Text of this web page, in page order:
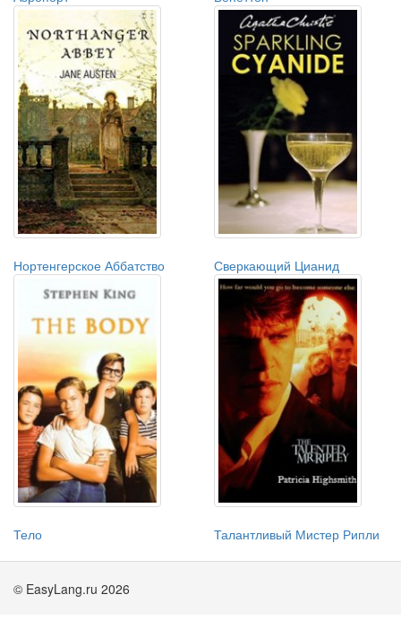
Нортенгерское Аббатство Сверкающий Цианид
Тело Талантливый Мистер Рипли
© EasyLang.ru 2026